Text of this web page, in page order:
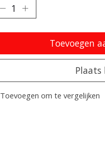
Toevoegen
Toevoegen om te vergelijken